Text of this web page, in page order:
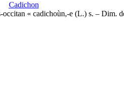
Cadichon
occitan « cadichoùn,-e (L.) s. – Dim.